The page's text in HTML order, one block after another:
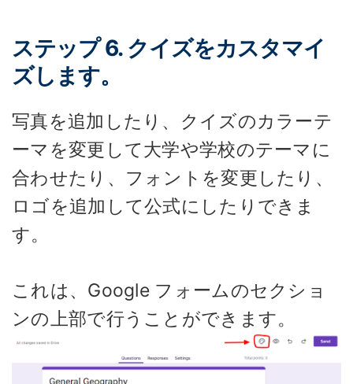
ステップ 6. クイズをカスタマイ
ズします。
写真を追加したり、クイズのカラーテ
ーマを変更して大学や学校のテーマに
合わせたり、フォントを変更したり、
ロゴを追加して公式にしたりできま
す。
これは、Google フォームのセクショ
ンの上部で行うことができます。